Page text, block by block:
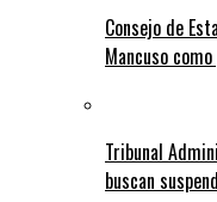
Consejo de
Mancuso
Tribunal
buscan